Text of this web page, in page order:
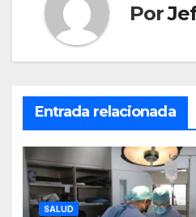
Por
Entrada relacionada
SALUD